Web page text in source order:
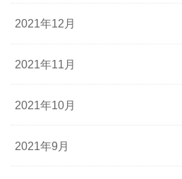
2021年12月
2021年11月
2021年10月
2021年9月